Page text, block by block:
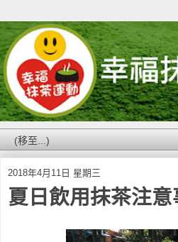
2018年4月11日 星期三
夏日飲用抹茶注意